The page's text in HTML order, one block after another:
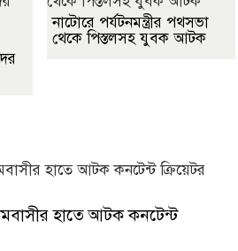
নাটোরে পর্যটনমন্ত্রীর পথসভা
থেকে পিস্তলসহ যুবক আটক
হাতে আটক কনটেন্ট